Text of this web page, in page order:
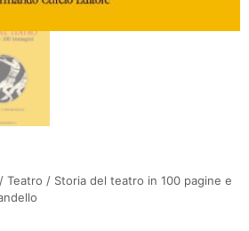
/ Teatro / Storia del teatro in 100 pagine e